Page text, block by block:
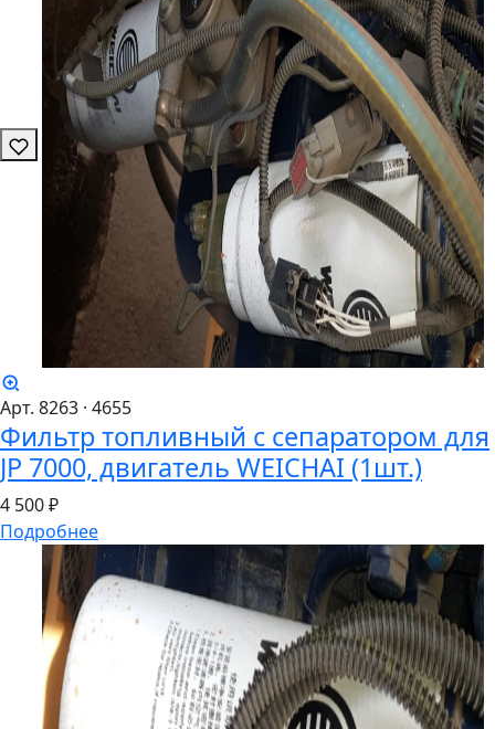
Арт. 8263 · 4655
Фильтр топливный с сепаратором для
JP 7000, двигатель WEICHAI (1шт.)
4 500 ₽
Подробнее